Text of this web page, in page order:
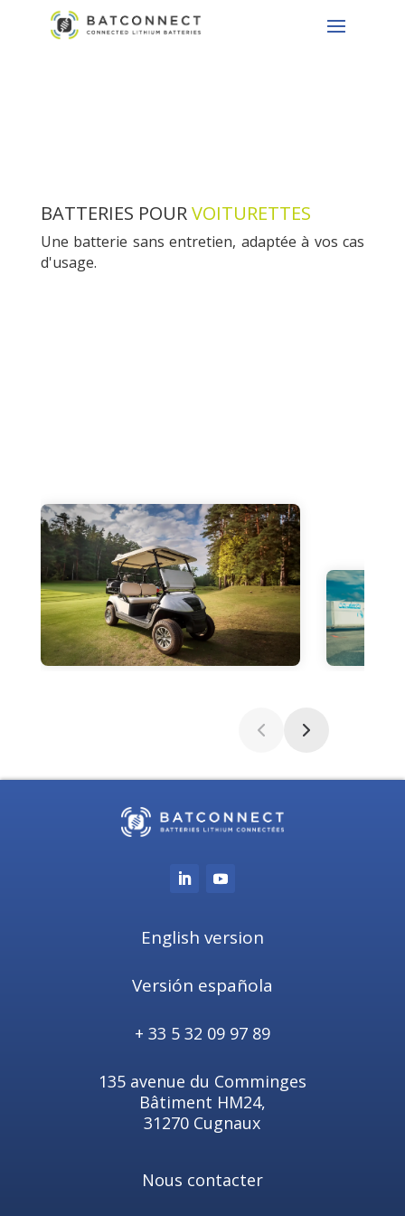
BATTERIES POURVOITURETTES
Une batterie sans entretien, adaptée à vos cas
d'usage.
AÉROPORTUAIRESAU SOL ET
MANUTENTION
Optimisez la gestion de votre flotte et réduisez
vos coûts d’exploitation.
BATTERIES POUREMBARCATIONS
NAUTIQUES
Naviguez en toute sécurité avec nos solutions
BATTERIES POUR LAROBOTIQUE /
AGV / AMR
Gagnez en autonomie et sérénité avec nos
English version
Versión española
+ 33 5 32 09 97 89
135 avenue du Comminges
Bâtiment HM24,
31270 Cugnaux
Nous contacter